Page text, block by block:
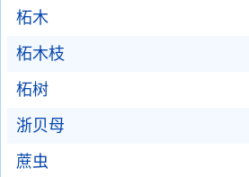
柘木
柘木枝
柘树
浙贝母
蔗虫